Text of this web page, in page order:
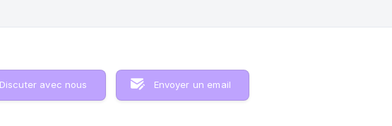
Discuter avec nous Envoyer un email